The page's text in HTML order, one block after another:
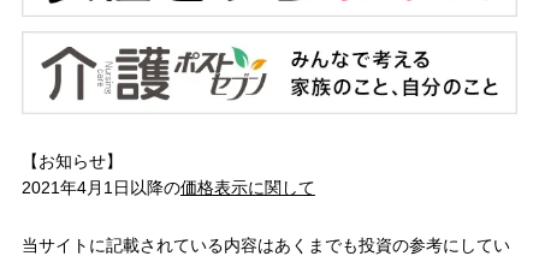
【お知らせ】
2021年4月1日以降の価格表示に関して
当サイトに記載されている内容はあくまでも投資の参考にしてい